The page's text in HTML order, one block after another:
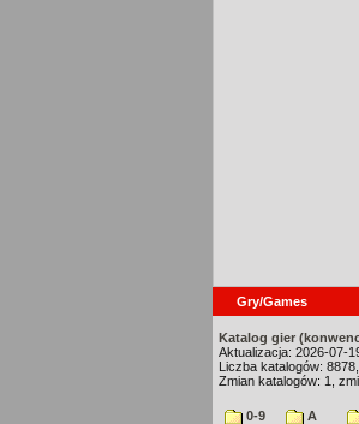
Gry/Games
Katalog gier
Aktualizacja: 2026-07-
Liczba katalogów:
Zmian katalogów: 1,
0-9 A